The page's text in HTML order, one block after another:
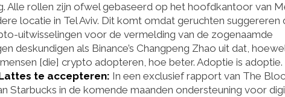
Alle rollen zijn ofwel gebaseerd op het hoofdkantoor van
locatie in Tel Aviv. Dit komt omdat geruchten suggereren
uitwisselingen voor de vermelding van de zogenaamde
deskundigen als Binance’s Changpeng Zhao uit dat,
[die] crypto adopteren, hoe beter. Adoptie is adoptie.
te accepteren: In een exclusief rapport van The
Starbucks in de komende maanden ondersteuning voor